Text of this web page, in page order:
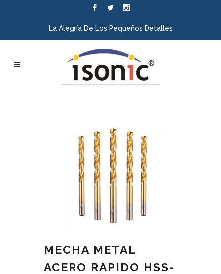
La Alegría De Los Pequeños Detalles
MECHA METAL
ACERO RAPIDO HSS-